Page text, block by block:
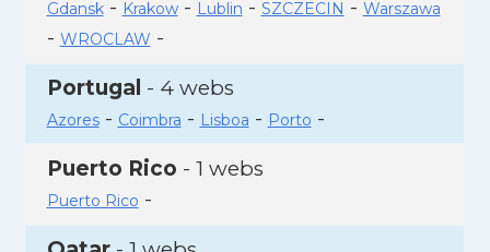
Gdansk- Krakow- Lublin - SZCZECIN - Warszawa
- WROCLAW -
Portugal - 4 webs
Azores- Coimbra - Lisboa - Porto -
Puerto Rico - 1 webs
Puerto Rico -